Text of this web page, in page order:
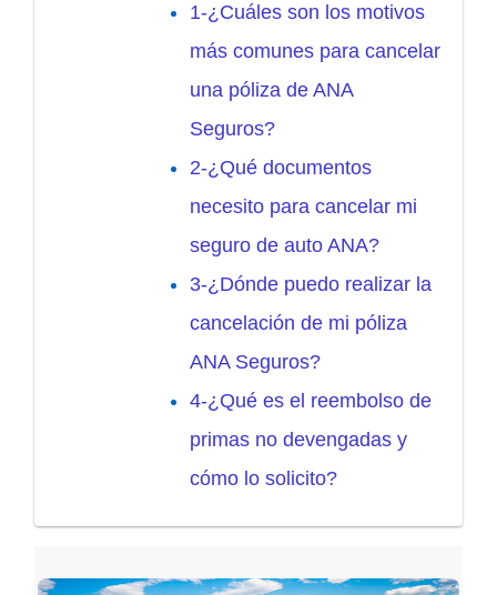
1-¿Cuáles son los motivos
más comunes para cancelar
una póliza de ANA
Seguros?
2-¿Qué documentos
necesito para cancelar mi
seguro de auto ANA?
3-¿Dónde puedo realizar la
cancelación de mi póliza
ANA Seguros?
4-¿Qué es el reembolso de
primas no devengadas y
cómo lo solicito?